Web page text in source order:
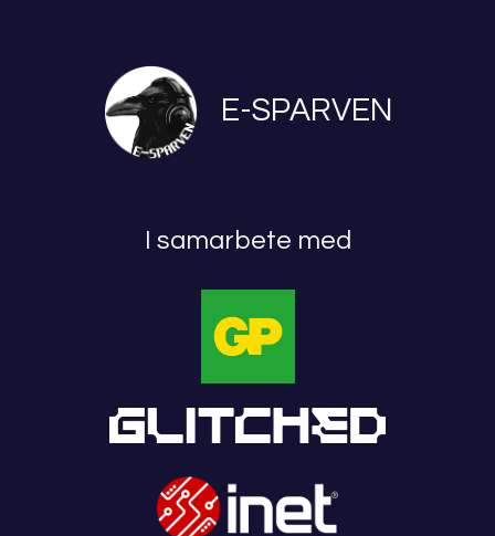
E-SPARVEN
I samarbete med